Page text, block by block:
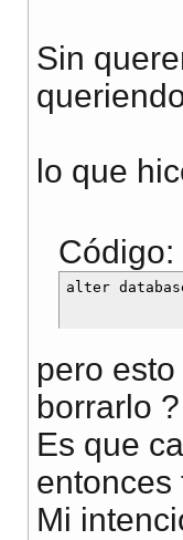
Sin
lo que
Código:
alter
pero
borrarlo ?
Es que
Mi